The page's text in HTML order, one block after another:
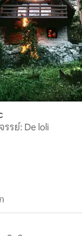
รีวิว
รย์: De loli